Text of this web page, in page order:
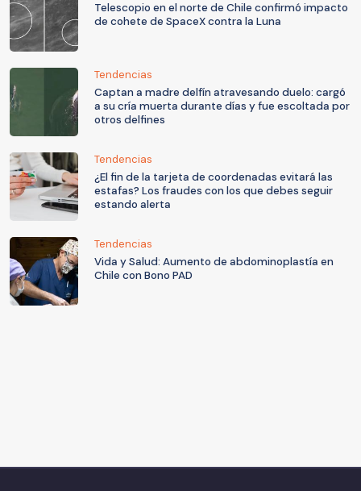
Telescopio en el norte de Chile confirmó impacto
de cohete de SpaceX contra la Luna
Tendencias
Captan a madre delfín atravesando duelo: cargó
a su cría muerta durante días y fue escoltada por
otros delfines
Tendencias
¿El fin de la tarjeta de coordenadas evitará las
estafas? Los fraudes con los que debes seguir
estando alerta
Tendencias
Vida y Salud: Aumento de abdominoplastía en
Chile con Bono PAD